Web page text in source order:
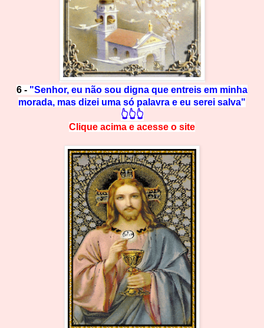
6 - "Senhor, eu não sou digna que entreis em minha
morada, mas dizei uma só palavra e eu serei salva"
👆👆👆
Clique acima e acesse o site